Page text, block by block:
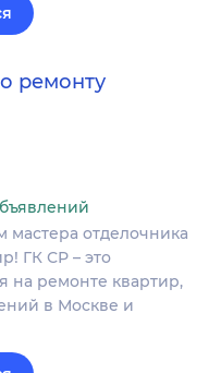
ремонту
отделочника
ГК СР – это
на ремонте квартир,
в Москве и